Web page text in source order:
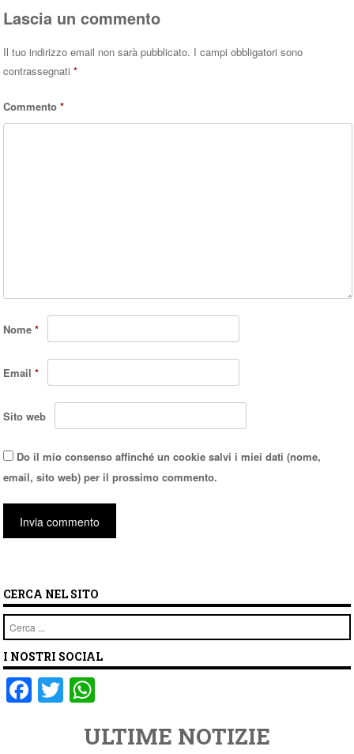
Lascia un commento
Il tuo indirizzo email non sarà pubblicato. I campi obbligatori sono
contrassegnati*
Commento*
Nome*
Email*
Sito web
Do il mio consenso affinché un cookie salvi i miei dati (nome,
email, sito web) per il prossimo commento.
CERCA NEL SITO
Cerca
I NOSTRI SOCIAL
F
a
T
wi
at
ULTIME NOTIZIE